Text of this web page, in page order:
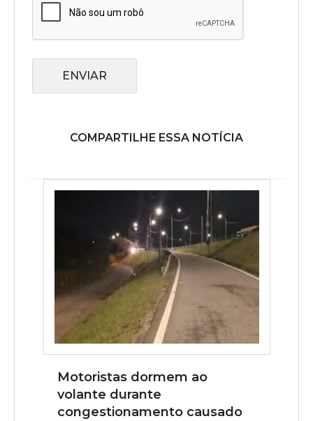
ENVIAR
COMPARTILHE ESSA NOTÍCIA
Motoristas dormem ao
volante durante
congestionamento causado